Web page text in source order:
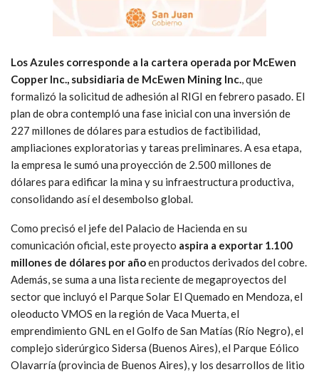
Los Azules corresponde a la cartera operada por McEwen
Copper Inc., subsidiaria de McEwen Mining Inc., que
formalizó la solicitud de adhesión al RIGI en febrero pasado. El
plan de obra contempló una fase inicial con una inversión de
227 millones de dólares para estudios de factibilidad,
ampliaciones exploratorias y tareas preliminares. A esa etapa,
la empresa le sumó una proyección de 2.500 millones de
dólares para edificar la mina y su infraestructura productiva,
consolidando así el desembolso global.
Como precisó el jefe del Palacio de Hacienda en su
comunicación oficial, este proyecto aspira a exportar 1.100
millones de dólares por añoen productos derivados del cobre.
Además, se suma a una lista reciente de megaproyectos del
sector que incluyó el Parque Solar El Quemado en Mendoza, el
oleoducto VMOS en la región de Vaca Muerta, el
emprendimiento GNL en el Golfo de San Matías (Río Negro), el
complejo siderúrgico Sidersa (Buenos Aires), el Parque Eólico
Olavarría (provincia de Buenos Aires), y los desarrollos de litio